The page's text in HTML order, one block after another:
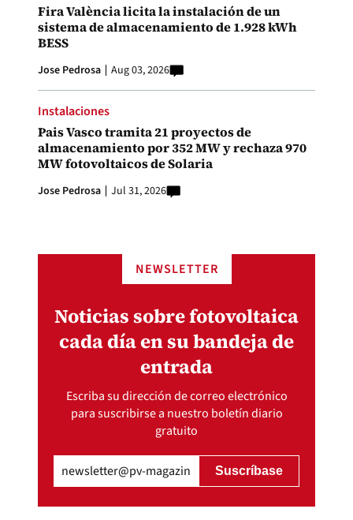
Fira València licita la instalación de un
sistema de almacenamiento de 1.928 kWh
BESS
Jose Pedrosa Aug 03, 2026
Instalaciones
Pais Vasco tramita 21 proyectos de
almacenamiento por 352 MW y rechaza 970
MW fotovoltaicos de Solaria
Jose Pedrosa Jul 31, 2026
NEWSLETTER
Noticias sobre fotovoltaica
cada día en su bandeja de
entrada
Escriba su dirección de correo electrónico
para suscribirse a nuestro boletín diario
gratuito
(Obligatorio)